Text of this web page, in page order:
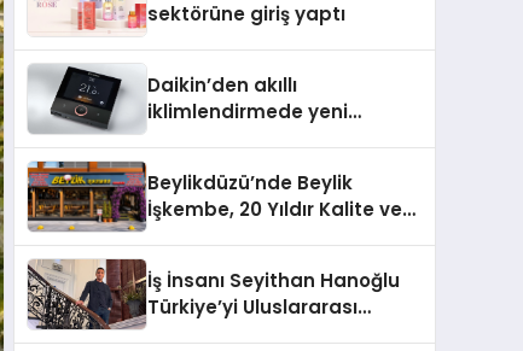
sektörüne giriş yaptı
Daikin’den akıllı
iklimlendirmede yeni
Beylikdüzü’nde Beylik
İşkembe, 20 Yıldır Kalite ve
İş İnsanı Seyithan Hanoğlu
Türkiye’yi Uluslararası